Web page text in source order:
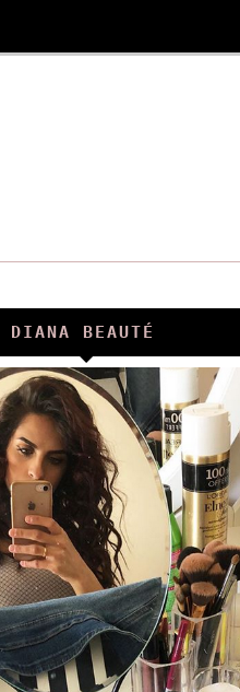
DIANA BEAUTÉ